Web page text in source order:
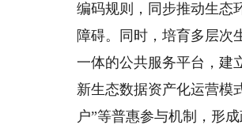
编码规则，同步推动生态
障碍。同时，培育多层次
一体的公共服务平台，建
新生态数据资产化运营模
户”等普惠参与机制，形